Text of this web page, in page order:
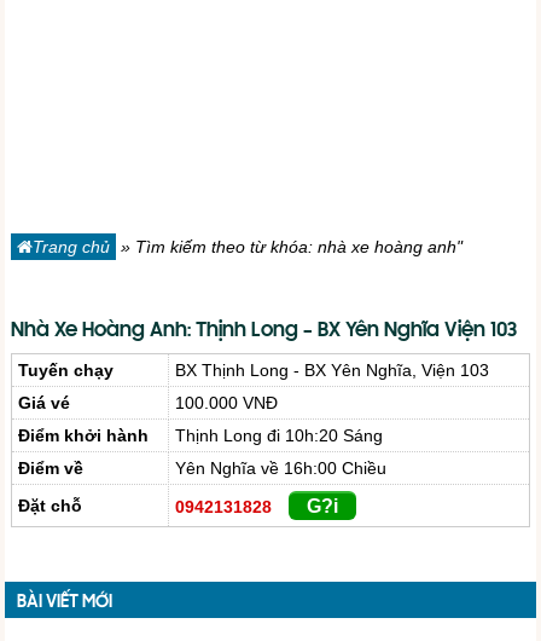
Trang chủ » Tìm kiếm theo từ khóa: nhà xe hoàng anh"
Nhà Xe Hoàng Anh: Thịnh Long – BX Yên Nghĩa Viện 103
Tuyến chạy
BX Thịnh Long - BX Yên Nghĩa, Viện 103
Giá vé
100.000 VNĐ
Điểm khởi hành
Thịnh Long đi 10h:20 Sáng
Điểm về
Yên Nghĩa về 16h:00 Chiều
Đặt chỗ
0942131828 G?i
BÀI VIẾT MỚI